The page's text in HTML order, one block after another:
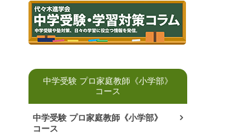
中学受験 プロ家庭教師《小学部》
コース
中学受験 プロ家庭教師《小学部》
コース